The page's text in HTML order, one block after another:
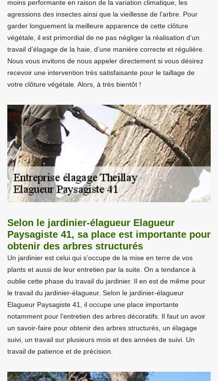
moins performante en raison de la variation climatique, les
agressions des insectes ainsi que la vieillesse de l’arbre. Pour
garder longuement la meilleure apparence de cette clôture
végétale, il est primordial de ne pas négliger la réalisation d’un
travail d’élagage de la haie, d’une manière correcte et régulière.
Nous vous invitons de nous appeler directement si vous désirez
recevoir une intervention très satisfaisante pour le taillage de
votre clôture végétale. Alors, à très bientôt !
Selon le jardinier-élagueur Elagueur
Paysagiste 41, sa place est importante pour
obtenir des arbres structurés
Un jardinier est celui qui s’occupe de la mise en terre de vos
plants et aussi de leur entretien par la suite. On a tendance à
oublie cette phase du travail du jardinier. Il en est de même pour
le travail du jardinier-élagueur. Selon le jardinier-élagueur
Elagueur Paysagiste 41, il occupe une place importante
notamment pour l’entretien des arbres décoratifs. Il faut un avoir
un savoir-faire pour obtenir des arbres structurés, un élagage
suivi, un travail sur plusieurs mois et des années de suivi. Un
travail de patience et de précision.